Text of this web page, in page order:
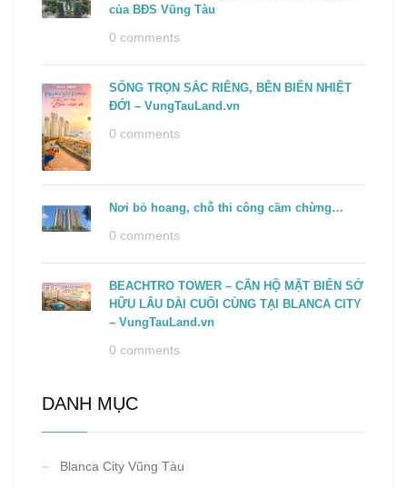
của BĐS Vũng Tàu
0 comments
SỐNG TRỌN SẮC RIÊNG, BÊN BIỂN NHIỆT
ĐỚI – VungTauLand.vn
0 comments
Nơi bỏ hoang, chỗ thi công cầm chừng…
0 comments
BEACHTRO TOWER – CĂN HỘ MẶT BIỂN SỞ
HỮU LÂU DÀI CUỐI CÙNG TẠI BLANCA CITY
– VungTauLand.vn
0 comments
DANH MỤC
Blanca City Vũng Tàu